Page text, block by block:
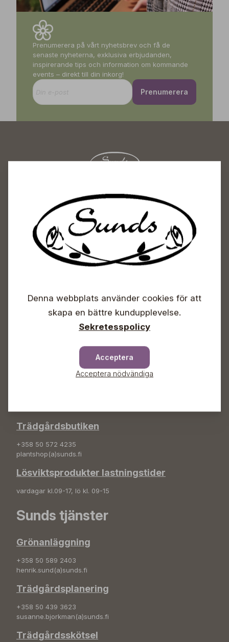
Prenumerera på vårt nyhetsbrev och få de
senaste nyheterna, exklusiva erbjudanden,
inspirerande tips och information om kommande
events – direkt till din inkorg!
Prenumerera
Sunds Trädgårdscenter
Öppet
Vardagar 09-18
Lördagar 09-16
Söndagar Självbetjäning
+358 50 388 9592
Blombeställningar
Trädgårdsbutiken
+358 50 572 4235
plantshop(a)sunds.fi
Lösviktsprodukter lastningstider
vardagar kl.09-17, lö kl. 09-15
Sunds tjänster
Grönanläggning
+358 50 589 2403
henrik.sund(a)sunds.fi
Trädgårdsplanering
+358 50 439 3623
susanne.bjorkman(a)sunds.fi
Trädgårdsskötsel
Denna webbplats använder cookies för att
skapa en bättre kundupplevelse.
Sekretesspolicy
Acceptera
Acceptera nödvändiga